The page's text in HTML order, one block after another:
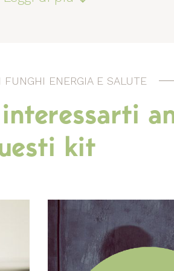
FUNGHI ENERGIA E SALUTE
kit